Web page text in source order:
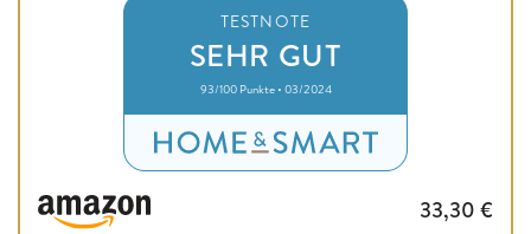
TESTNOTE
SEHR GUT
93/100 Punkte • 03/2024
33,30 €